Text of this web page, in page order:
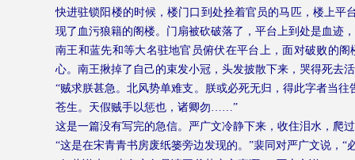
快进驻锁阳楼的时候，楼门口到处拴着官员的马匹，楼上
现了血污狼籍的阁楼。门扇被砍破落了，平台上到处是血迹
南王和蓝先和等大名驻地官员俯伏在平台上，面对破败的
心。南王揪掉了自己的束发小冠，头发披散下来，哭得死去
“贼求朕甚急。北风势单难支。朕或必死无归，得此字者当
苍生。天假贼手以惩也，诸卿勿……”
这是一篇没有写完的急信。严广文冷静下来，收住泪水，爬
“这是在宋青青书房废纸篓旁边发现的。”裴同对严广文说，“